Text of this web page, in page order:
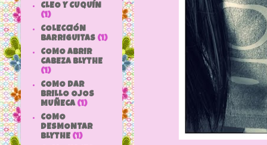
CLEO Y CUQUÍN
(1)
COLECCIÓN
BARRIGUITAS (1)
COMO ABRIR
CABEZA BLYTHE
(1)
COMO DAR
BRILLO OJOS
MUÑECA (1)
COMO
DESMONTAR
BLYTHE (1)